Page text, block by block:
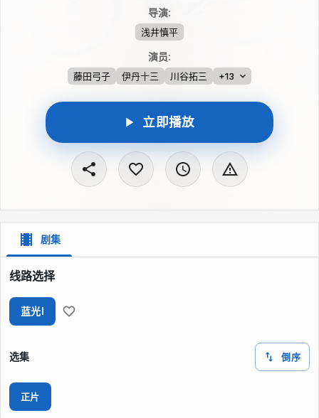
导演:
浅井慎平
演员:
藤田弓子 伊丹十三 川谷拓三 +13
立即播放
剧集
线路选择
蓝光I
选集 倒序
正片